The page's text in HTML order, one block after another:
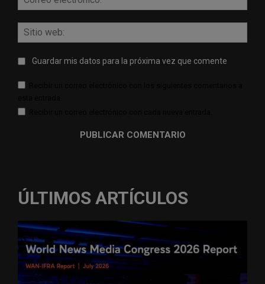
Guardar mis datos para la próxima vez que comente
ÚLTIMOS ARTÍCULOS